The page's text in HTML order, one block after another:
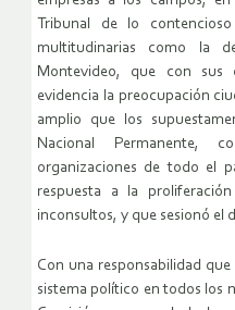
Tribunal de lo
multitudinarias como la
Montevideo, que con sus
evidencia la preocupación
amplio que los
Nacional Permanente,
organizaciones de todo el
respuesta a la
inconsultos, y que sesionó el
Con una responsabilidad
sistema político en todos los